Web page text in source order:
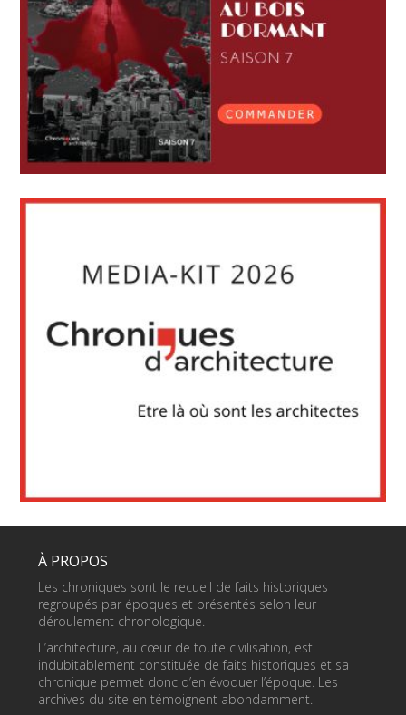
À PROPOS
Les chroniques sont le recueil de faits historiques
regroupés par époques et présentés selon leur
déroulement chronologique.
L’architecture, au cœur de toute civilisation, est
indubitablement constituée de faits historiques et sa
chronique permet donc d’en évoquer l’époque. Les
archives du site en témoignent abondamment.